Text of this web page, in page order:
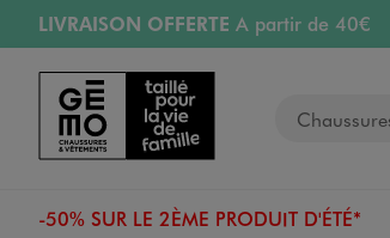
Aller au contenu principal
Aller à la navigation
LIVRAISON OFFERTE A partir de 40€
RETRAIT ET LIVRAISON OFFERTE
RÉSERVATION GRATUITE
4h en
Retours OFFERTSpendant 30 jours
-50% SUR LE 2ÈME PRODUIT D'ÉTÉ*